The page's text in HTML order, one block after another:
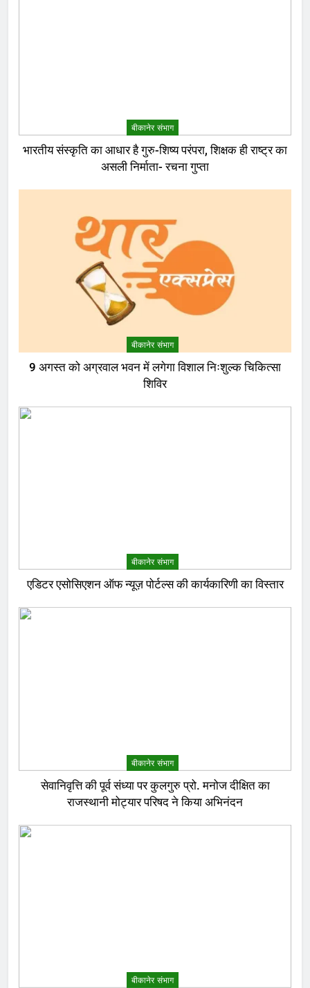
बीकानेर संभाग
भारतीय संस्कृति का आधार है गुरु-शिष्य परंपरा, शिक्षक ही राष्ट्र का
असली निर्माता- रचना गुप्ता
बीकानेर संभाग
9 अगस्त को अग्रवाल भवन में लगेगा विशाल निःशुल्क चिकित्सा
शिविर
बीकानेर संभाग
एडिटर एसोसिएशन ऑफ न्यूज़ पोर्टल्स की कार्यकारिणी का विस्तार
बीकानेर संभाग
सेवानिवृत्ति की पूर्व संध्या पर कुलगुरु प्रो. मनोज दीक्षित का
राजस्थानी मोट्यार परिषद ने किया अभिनंदन
बीकानेर संभाग